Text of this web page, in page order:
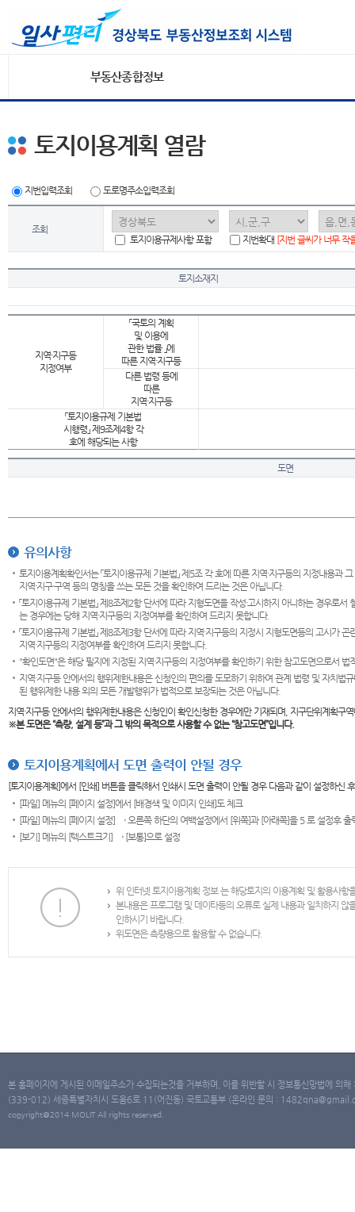
부동산종합정보
토지이용계획 열람
지번입력조회 도로명주소입력조회
조회
토지이용규제사항 포함
지번확대 [지번 글씨가 너무 작
토지소재지
지역·지구등
지정여부
「국토의 계획
및 이용에
관한 법률 」에
따른 지역·지구등
다른 법령 등에
따른
지역·지구등
「토지이용규제 기본법
시행령」 제9조제4항 각
호에 해당되는 사항
도면
유의사항
토지이용계획확인서는 「토지이용규제 기본법」 제5조 각 호에 따른 지역·지구등의 지정내용
지역·지구·구역 등의 명칭을 쓰는 모든 것을 확인하여 드리는 것은 아닙니다.
「토지이용규제 기본법」 제8조제2항 단서에 따라 지형도면을 작성·고시하지 아니하는 경우로
는 경우에는 당해 지역·지구등의 지정여부를 확인하여 드리지 못합니다.
「토지이용규제 기본법」 제8조제3항 단서에 따라 지역·지구등의 지정시 지형도면등의 고시가
지역·지구등의 지정여부를 확인하여 드리지 못합니다.
"확인도면"은 해당 필지에 지정된 지역·지구등의 지정여부를 확인하기 위한 참고도면으로서
지역·지구등 안에서의 행위제한내용은 신청인의 편의를 도모하기 위하여 관계 법령 및 자치
된 행위제한 내용 외의 모든 개발행위가 법적으로 보장되는 것은 아닙니다.
지역·지구등 안에서의 행위제한내용은 신청인이 확인신청한 경우에만 기재되며, 지구단위계획
※본 도면은“측량, 설계 등”과 그 밖의 목적으로 사용할 수 없는 “참고도면”입니다.
토지이용계획에서 도면 출력이 안될 경우
[토지이용계획]에서 [인쇄] 버튼을 클릭해서 인쇄시 도면 출력이 안될 경우 다음과 같이 설정하신
[파일] 메뉴의 [페이지 설정]에서 [배경색 및 이미지 인쇄]도 체크
[파일] 메뉴의 [페이지 설정] → 오른쪽 하단의 여백설정에서 [위쪽]과 [아래쪽]을 5 로 설정후 출
[보기] 메뉴의 [텍스트크기] → [보통]으로 설정
위 인터넷 토지이용계획 정보 는 해당토지의 이용계획 및 활용사
본내용은 프로그램 및 데이타등의 오류로 실제 내용과 일치하지
인하시기 바랍니다.
위도면은 측량용으로 활용할 수 없습니다.
본 홈페이지에 게시된 이메일주소가 수집되는것을 거부하며, 이를 위반할 시 정보통신망법에 의
(339-012) 세종특별자치시 도움6로 11(어진동) 국토교통부 (온라인 문의 :
copyright@2014 MOLIT All rights reserved.